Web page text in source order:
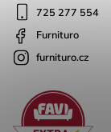
725 277 554
Furnituro
furnituro.cz